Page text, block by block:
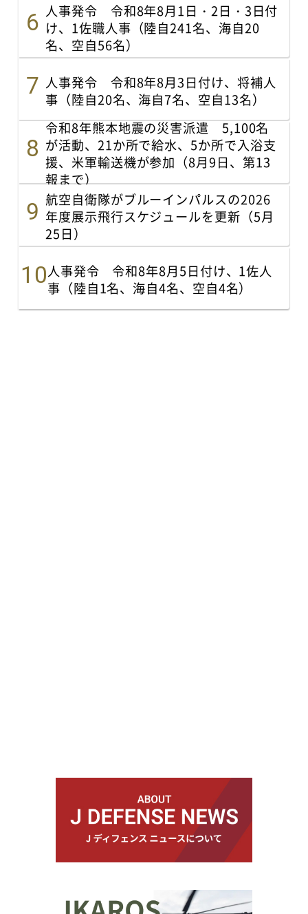
人事発令 令和8年8月1日・2日・3日付
け、1佐職人事（陸自241名、海自20
名、空自56名）
人事発令 令和8年8月3日付け、将補人
事（陸自20名、海自7名、空自13名）
令和8年熊本地震の災害派遣 5,100名
が活動、21か所で給水、5か所で入浴支
援、米軍輸送機が参加（8月9日、第13
報まで）
航空自衛隊がブルーインパルスの2026
年度展示飛行スケジュールを更新（5月
25日）
人事発令 令和8年8月5日付け、1佐人
事（陸自1名、海自4名、空自4名）